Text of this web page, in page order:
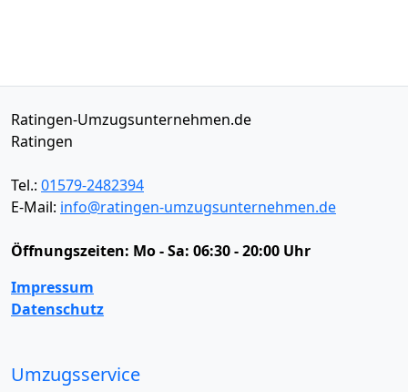
Ratingen-Umzugsunternehmen.de
Ratingen
Tel.: 01579-2482394
E-Mail: info@ratingen-umzugsunternehmen.de
Öffnungszeiten: Mo - Sa: 06:30 - 20:00 Uhr
Impressum
Datenschutz
Umzugsservice